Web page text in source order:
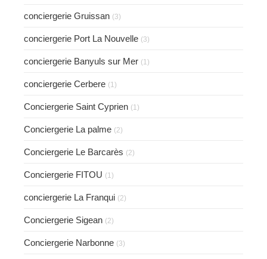
conciergerie Gruissan (3)
conciergerie Port La Nouvelle (3)
conciergerie Banyuls sur Mer (1)
conciergerie Cerbere (1)
Conciergerie Saint Cyprien (1)
Conciergerie La palme (2)
Conciergerie Le Barcarès (2)
Conciergerie FITOU (1)
conciergerie La Franqui (2)
Conciergerie Sigean (2)
Conciergerie Narbonne (3)